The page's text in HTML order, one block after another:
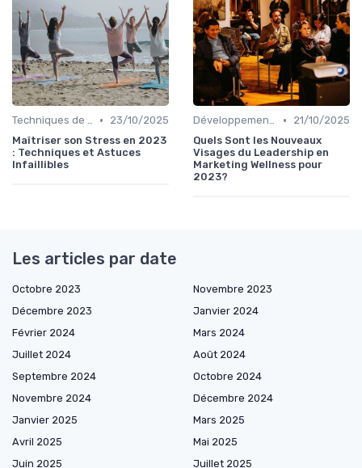
Techniques de Gestion du Stress •
23/10/2025
Maîtriser son Stress en 2023
: Techniques et Astuces
Infaillibles
Développement Personnel •
21/10/2025
Quels Sont les Nouveaux
Visages du Leadership en
Marketing Wellness pour
2023?
Les articles par date
Octobre 2023
Novembre 2023
Décembre 2023
Janvier 2024
Février 2024
Mars 2024
Juillet 2024
Août 2024
Septembre 2024
Octobre 2024
Novembre 2024
Décembre 2024
Janvier 2025
Mars 2025
Avril 2025
Mai 2025
Juin 2025
Juillet 2025